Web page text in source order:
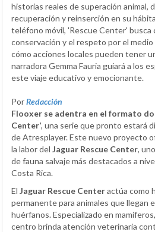
historias reales de superación animal,
recuperación y reinserción en su
teléfono móvil, 'Rescue Center' busca
conservación y el respeto por el
cómo acciones locales pueden tener
narradora Gemma Fauria guiará a los
este viaje educativo y emocionante.
PorRedacción
Flooxer se adentra en el formato
Center’, una serie que pronto estará
de Atresplayer. Este nuevo proyecto
la labor del Jaguar Rescue Center,
de fauna salvaje más destacados a
Costa Rica.
El Jaguar Rescue Centeractúa como
permanente para animales que llegan
huérfanos. Especializado en
centro brinda atención veterinaria